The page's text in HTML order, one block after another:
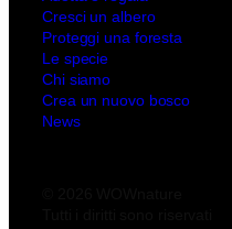
Cresci un albero
Proteggi una foresta
Le specie
Chi siamo
Crea un nuovo bosco
News